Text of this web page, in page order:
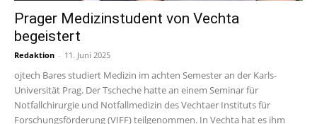
Prager Medizinstudent von Vechta
begeistert
Redaktion - 11. Juni 2025
ojtech Bares studiert Medizin im achten Semester an der Karls-
Universität Prag. Der Tscheche hatte an einem Seminar für
Notfallchirurgie und Notfallmedizin des Vechtaer Instituts für
Forschungsförderung (VIFF) teilgenommen. In Vechta hat es ihm